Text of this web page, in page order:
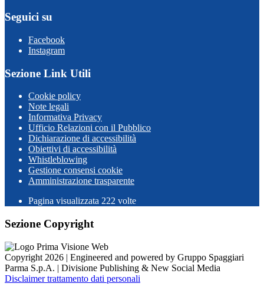
Seguici su
Facebook
Instagram
Sezione Link Utili
Cookie policy
Note legali
Informativa Privacy
Ufficio Relazioni con il Pubblico
Dichiarazione di accessibilità
Obiettivi di accessibilità
Whistleblowing
Gestione consensi cookie
Amministrazione trasparente
Pagina visualizzata 222 volte
Sezione Copyright
Copyright 2026 | Engineered and powered by Gruppo Spaggiari
Parma S.p.A. | Divisione Publishing & New Social Media
Disclaimer trattamento dati personali